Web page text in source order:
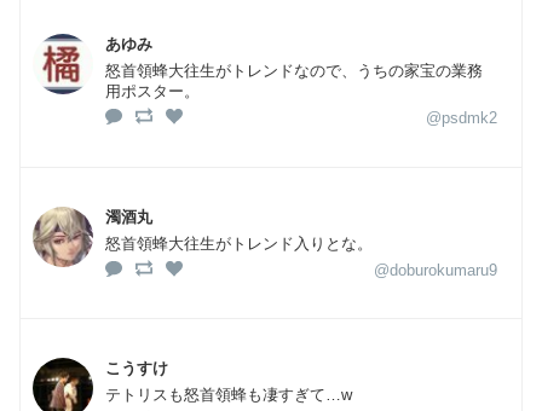
あゆみ
怒首領蜂大往生がトレンドなので、うちの家宝の業務
用ポスター。
@psdmk2
濁酒丸
怒首領蜂大往生がトレンド入りとな。
@doburokumaru9
こうすけ
テトリスも怒首領蜂も凄すぎて…w